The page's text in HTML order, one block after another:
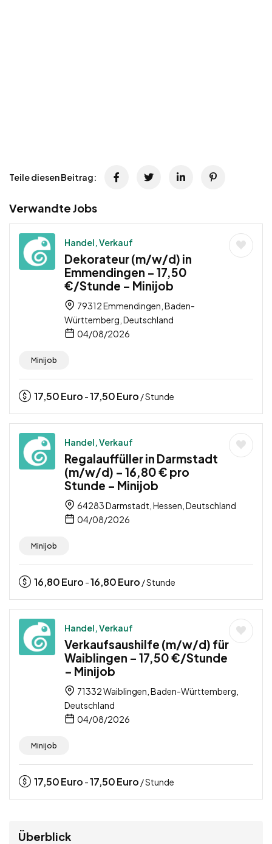
Teile diesen Beitrag:
Verwandte Jobs
Handel, Verkauf
Dekorateur (m/w/d) in
Emmendingen – 17,50
€/Stunde – Minijob
79312 Emmendingen, Baden-
Württemberg, Deutschland
04/08/2026
Minijob
17,50Euro -17,50Euro / Stunde
Handel, Verkauf
Regalauffüller in Darmstadt
(m/w/d) – 16,80 € pro
Stunde – Minijob
64283 Darmstadt, Hessen, Deutschland
04/08/2026
Minijob
16,80Euro -16,80Euro / Stunde
Handel, Verkauf
Verkaufsaushilfe (m/w/d) für
Waiblingen – 17,50 €/Stunde
– Minijob
71332 Waiblingen, Baden-Württemberg,
Deutschland
04/08/2026
Minijob
17,50Euro -17,50Euro / Stunde
Überblick